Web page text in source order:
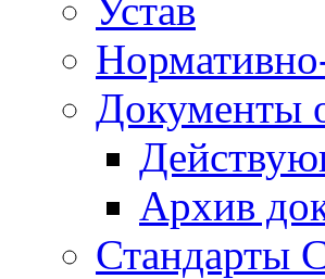
Устав
Документы
Архив
Стандарты